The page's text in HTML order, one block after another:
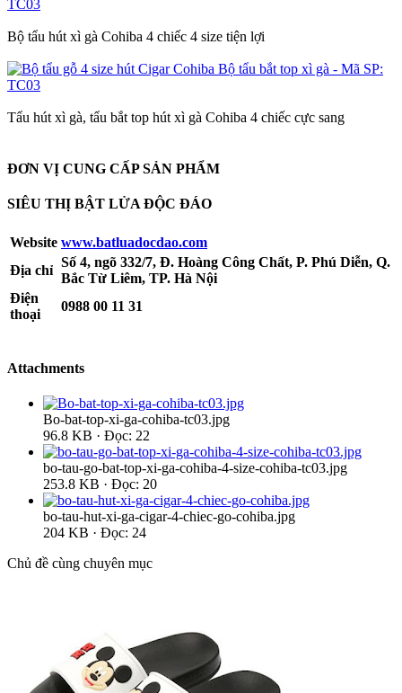
Bộ tẩu hút xì gà Cohiba 4 chiếc 4 size tiện lợi
Tẩu hút xì gà, tẩu bắt top hút xì gà Cohiba 4 chiếc cực sang
ĐƠN VỊ CUNG CẤP SẢN PHẨM
SIÊU THỊ BẬT LỬA ĐỘC ĐÁO
Website www.batluadocdao.com
Địa chỉ
Số 4, ngõ 332/7, Đ. Hoàng Công Chất, P. Phú Diễn, Q.
Bắc Từ Liêm, TP. Hà Nội
Điện
thoại
0988 00 11 31
Attachments
Bo-bat-top-xi-ga-cohiba-tc03.jpg
96.8 KB · Đọc: 22
bo-tau-go-bat-top-xi-ga-cohiba-4-size-cohiba-tc03.jpg
253.8 KB · Đọc: 20
bo-tau-hut-xi-ga-cigar-4-chiec-go-cohiba.jpg
204 KB · Đọc: 24
Chủ đề cùng chuyên mục